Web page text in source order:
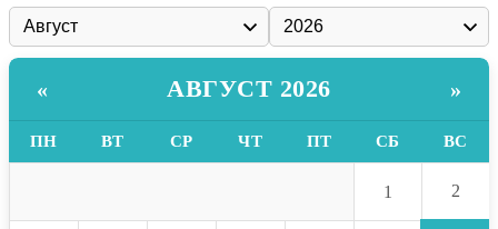
« АВГУСТ 2026 »
ПН ВТ СР ЧТ ПТ СБ ВС
1 2